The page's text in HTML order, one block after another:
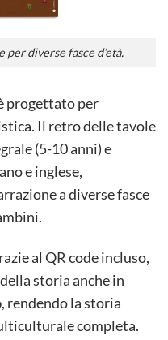
diverse fasce d’età.
progettato per
Il retro delle tavole
(5-10 anni) e
e inglese,
a diverse fasce
al QR code incluso,
storia anche in
, rendendo la storia
completa.